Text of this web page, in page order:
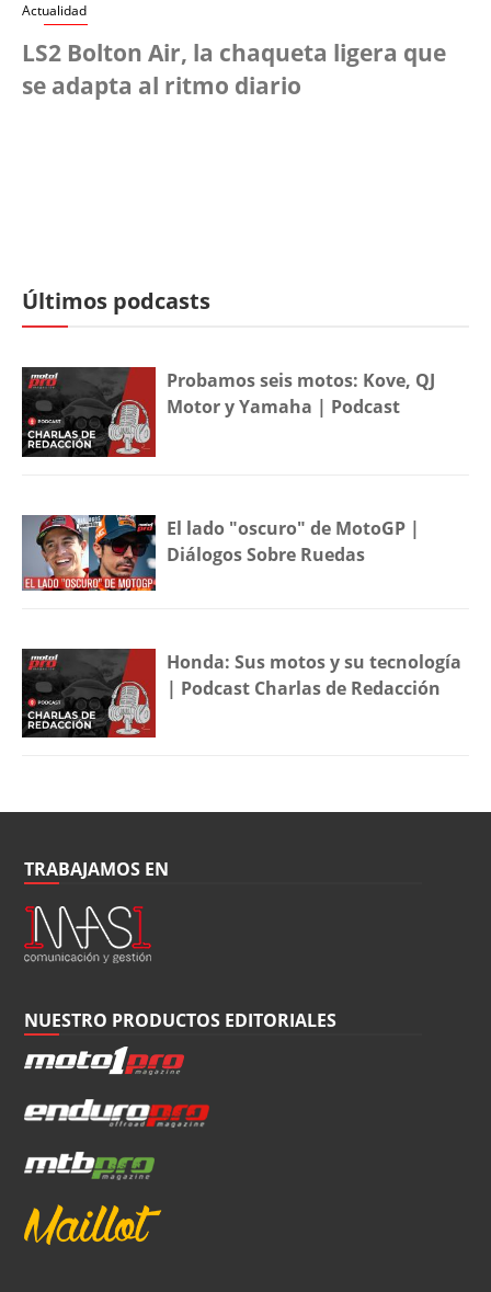
Actualidad
LS2 Bolton Air, la chaqueta ligera que
se adapta al ritmo diario
Últimos podcasts
Probamos seis motos: Kove, QJ
Motor y Yamaha | Podcast
El lado "oscuro" de MotoGP |
Diálogos Sobre Ruedas
Honda: Sus motos y su tecnología
| Podcast Charlas de Redacción
TRABAJAMOS EN
NUESTRO PRODUCTOS EDITORIALES